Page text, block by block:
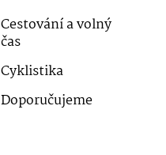
Cestování a volný
čas
Cyklistika
Doporučujeme